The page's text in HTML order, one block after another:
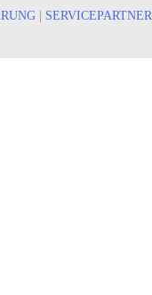
| SERVICEPARTNER